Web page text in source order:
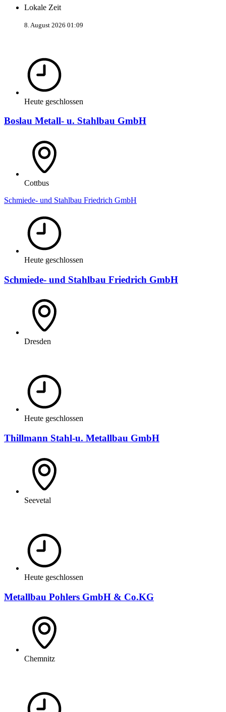
Lokale Zeit
8. August 2026 01:09
Heute geschlossen
Boslau Metall- u. Stahlbau GmbH
Cottbus
Schmiede- und Stahlbau Friedrich GmbH
Heute geschlossen
Schmiede- und Stahlbau Friedrich GmbH
Dresden
Heute geschlossen
Thillmann Stahl-u. Metallbau GmbH
Seevetal
Heute geschlossen
Metallbau Pohlers GmbH & Co.KG
Chemnitz